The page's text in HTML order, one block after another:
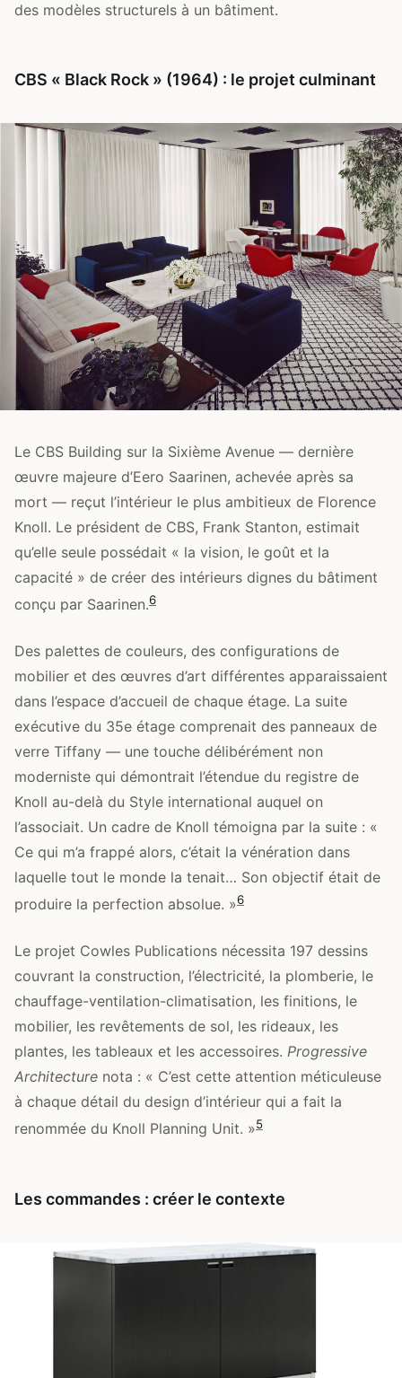
des modèles structurels à un bâtiment.
CBS « Black Rock » (1964) : le projet culminant
Le CBS Building sur la Sixième Avenue — dernière
œuvre majeure d’Eero Saarinen, achevée après sa
mort — reçut l’intérieur le plus ambitieux de Florence
Knoll. Le président de CBS, Frank Stanton, estimait
qu’elle seule possédait « la vision, le goût et la
capacité » de créer des intérieurs dignes du bâtiment
conçu par Saarinen.6
Des palettes de couleurs, des configurations de
mobilier et des œuvres d’art différentes apparaissaient
dans l’espace d’accueil de chaque étage. La suite
exécutive du 35e étage comprenait des panneaux de
verre Tiffany — une touche délibérément non
moderniste qui démontrait l’étendue du registre de
Knoll au-delà du Style international auquel on
l’associait. Un cadre de Knoll témoigna par la suite : «
Ce qui m’a frappé alors, c’était la vénération dans
laquelle tout le monde la tenait… Son objectif était de
produire la perfection absolue. »6
Le projet Cowles Publications nécessita 197 dessins
couvrant la construction, l’électricité, la plomberie, le
chauffage-ventilation-climatisation, les finitions, le
mobilier, les revêtements de sol, les rideaux, les
plantes, les tableaux et les accessoires. Progressive
Architecture nota : « C’est cette attention méticuleuse
à chaque détail du design d’intérieur qui a fait la
renommée du Knoll Planning Unit. »5
Les commandes : créer le contexte